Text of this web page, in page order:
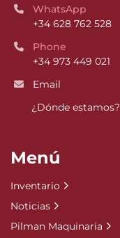
WhatsApp
+34 628 762 528
Phone
+34 973 449 021
Email
¿Dónde estamos?
Menú
Inventario
Noticias
Pilman Maquinaria